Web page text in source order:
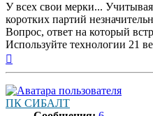
У всех свои мерки...
коротких партий
Вопрос, ответ на который
Используйте технологии 21
ПК СИБАЛТ